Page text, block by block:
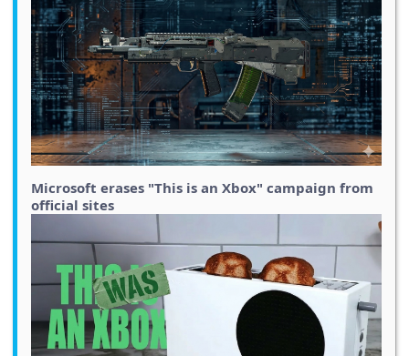
Microsoft erases "This is an Xbox" campaign from
official sites